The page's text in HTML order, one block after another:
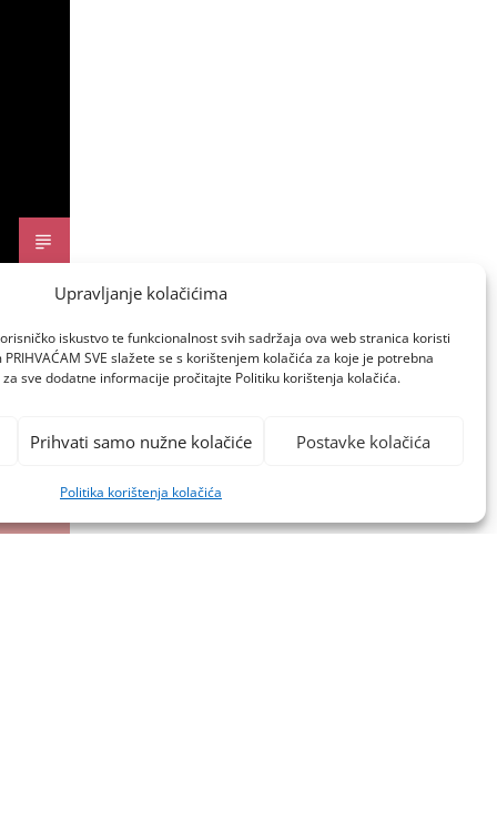
Upravljanje kolačićima
iskustvo te funkcionalnost svih sadržaja ova web stranica koristi
SVE slažete se s korištenjem kolačića za koje je potrebna
sve dodatne informacije pročitajte Politiku korištenja kolačića.
Prihvati samo nužne kolačiće Postavke kolačića
Politika korištenja kolačića